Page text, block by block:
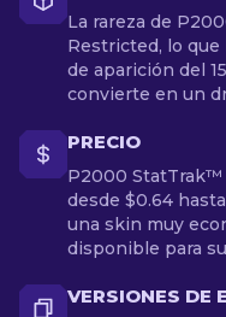
La rareza de
Restricted, lo
de aparición del
convierte en un
PRECIO
P2000 StatTrak™
desde $0.64
una skin muy
disponible para
VERSIONES DE